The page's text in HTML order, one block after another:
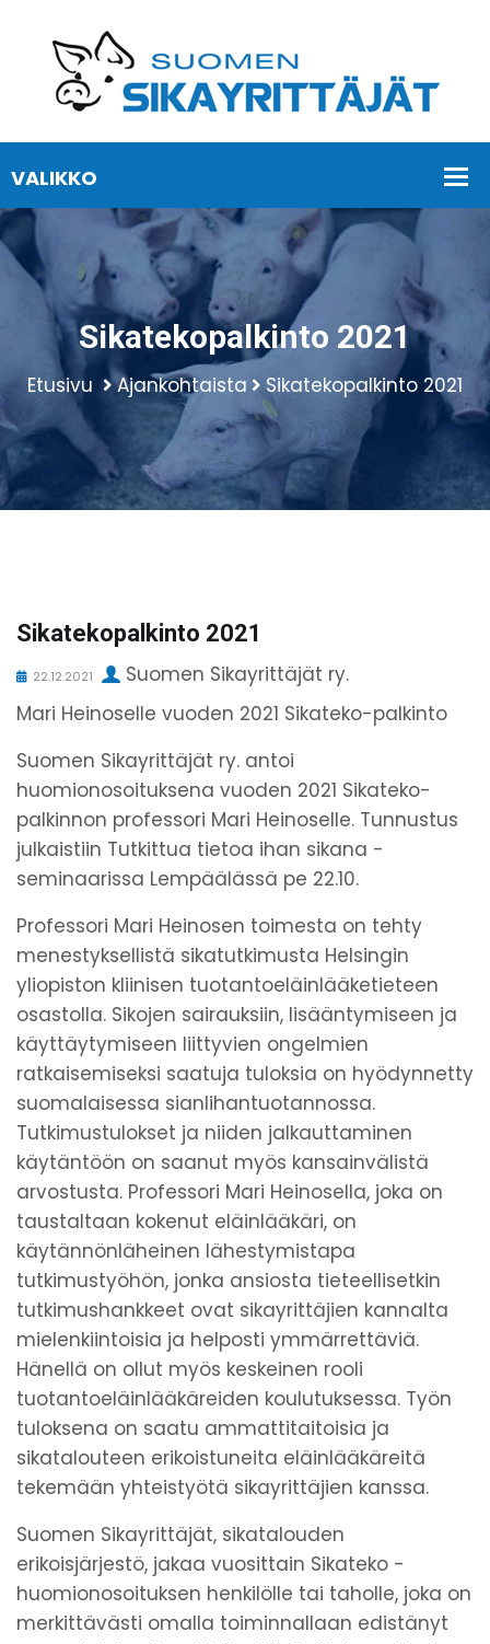
Sikatekopalkinto 2021
Etusivu Ajankohtaista Sikatekopalkinto 2021
Sikatekopalkinto 2021
22.12.2021
Suomen Sikayrittäjät ry.
Mari Heinoselle vuoden 2021 Sikateko-palkinto
Suomen Sikayrittäjät ry. antoi
huomionosoituksena vuoden 2021 Sikateko-
palkinnon professori Mari Heinoselle. Tunnustus
julkaistiin Tutkittua tietoa ihan sikana -
seminaarissa Lempäälässä pe 22.10.
Professori Mari Heinosen toimesta on tehty
menestyksellistä sikatutkimusta Helsingin
yliopiston kliinisen tuotantoeläinlääketieteen
osastolla. Sikojen sairauksiin, lisääntymiseen ja
käyttäytymiseen liittyvien ongelmien
ratkaisemiseksi saatuja tuloksia on hyödynnetty
suomalaisessa sianlihantuotannossa.
Tutkimustulokset ja niiden jalkauttaminen
käytäntöön on saanut myös kansainvälistä
arvostusta. Professori Mari Heinosella, joka on
taustaltaan kokenut eläinlääkäri, on
käytännönläheinen lähestymistapa
tutkimustyöhön, jonka ansiosta tieteellisetkin
tutkimushankkeet ovat sikayrittäjien kannalta
mielenkiintoisia ja helposti ymmärrettäviä.
Hänellä on ollut myös keskeinen rooli
tuotantoeläinlääkäreiden koulutuksessa. Työn
tuloksena on saatu ammattitaitoisia ja
sikatalouteen erikoistuneita eläinlääkäreitä
tekemään yhteistyötä sikayrittäjien kanssa.
Suomen Sikayrittäjät, sikatalouden
erikoisjärjestö, jakaa vuosittain Sikateko -
huomionosoituksen henkilölle tai taholle, joka on
merkittävästi omalla toiminnallaan edistänyt